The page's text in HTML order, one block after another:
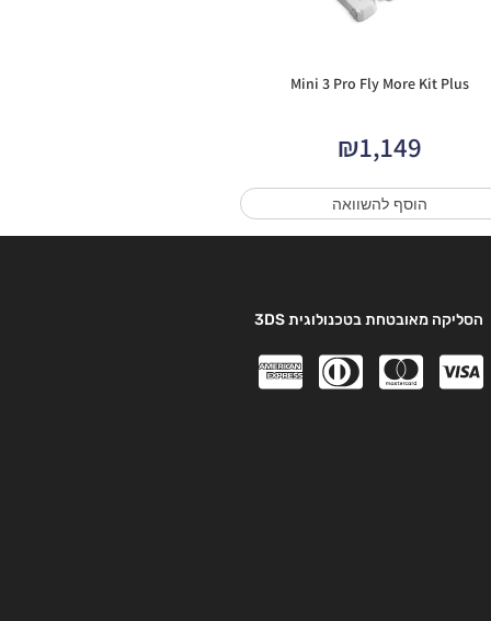
Mini 3 Pro Fly More Kit Plus
₪1,149
הוסף להשוואה
הסליקה מאובטחת בטכנולוגית 3DS